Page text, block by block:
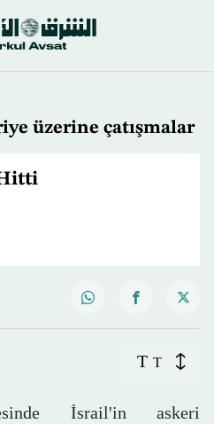
üzerine çatışmalar
T T
İsrail'in askeri